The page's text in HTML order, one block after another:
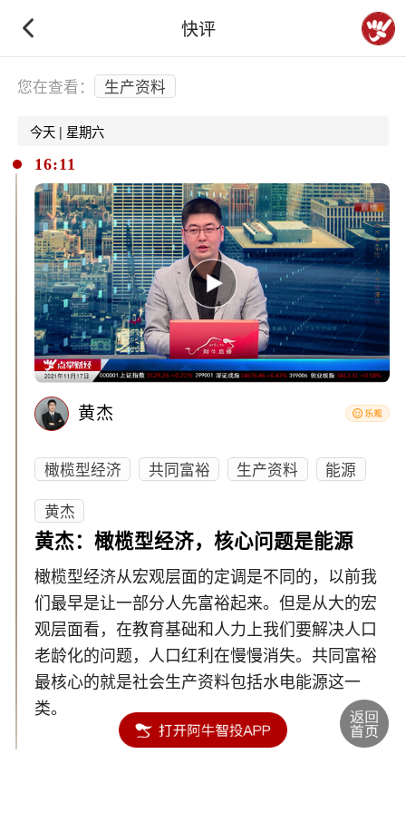
快评
下拉刷新
您在查看： 生产资料
今天 | 星期六
16:11
黄杰
橄榄型经济 共同富裕 生产资料
能源
黄杰
黄杰：橄榄型经济，核心问题是能源
橄榄型经济从宏观层面的定调是不同的，以前我
们最早是让一部分人先富裕起来。但是从大的宏
观层面看，在教育基础和人力上我们要解决人口
老龄化的问题，人口红利在慢慢消失。共同富裕
最核心的就是社会生产资料包括水电能源这一
类。